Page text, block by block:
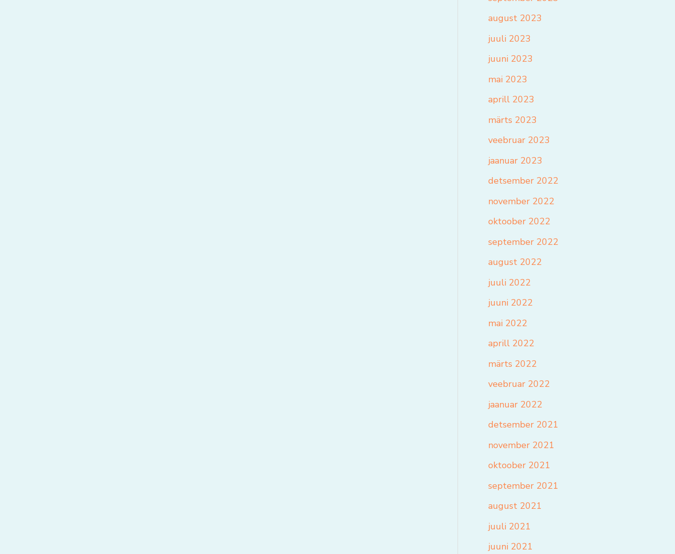
august 2023
juuli 2023
juuni 2023
mai 2023
aprill 2023
märts 2023
veebruar 2023
jaanuar 2023
detsember 2022
november 2022
oktoober 2022
september 2022
august 2022
juuli 2022
juuni 2022
mai 2022
aprill 2022
märts 2022
veebruar 2022
jaanuar 2022
detsember 2021
november 2021
oktoober 2021
september 2021
august 2021
juuli 2021
juuni 2021